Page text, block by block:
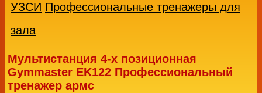
УЗСИ Профессиональные тренажеры для
зала
Мультистанция 4-х позиционная
Gymmaster EK122 Профессиональный
тренажер армс